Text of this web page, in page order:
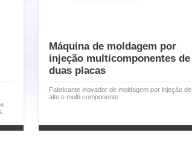
Máquina de moldagem por
injeção multicomponentes de
duas placas
Fabricante inovador de moldagem por injeção de
alto e multi-componente